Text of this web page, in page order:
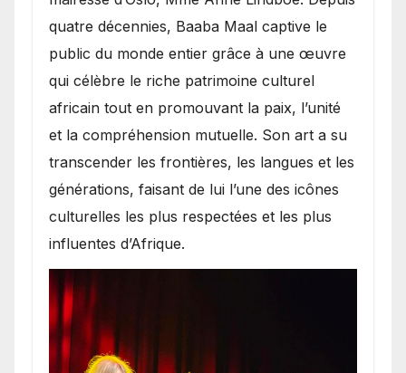
quatre décennies, Baaba Maal captive le
public du monde entier grâce à une œuvre
qui célèbre le riche patrimoine culturel
africain tout en promouvant la paix, l’unité
et la compréhension mutuelle. Son art a su
transcender les frontières, les langues et les
générations, faisant de lui l’une des icônes
culturelles les plus respectées et les plus
influentes d’Afrique.